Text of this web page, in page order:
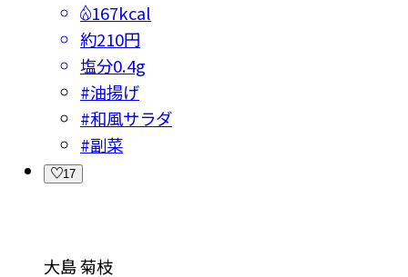
167kcal
約210円
塩分0.4g
#油揚げ
#和風サラダ
#副菜
17
大島 菊枝